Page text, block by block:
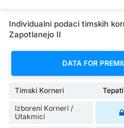
Individualni podaci timskih
Zapotlanejo II
DATA FOR
Timski Korneri
Izboreni Korneri /
Utakmici